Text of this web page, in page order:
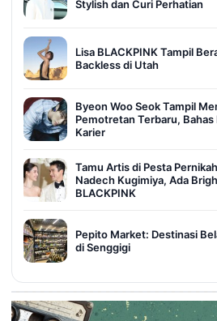
Stylish dan Curi Perhatian
Lisa BLACKPINK Tampil
Backless di Utah
Byeon Woo Seok Tampil
Pemotretan Terbaru, Bahas
Karier
Tamu Artis di Pesta
Nadech Kugimiya, Ada
BLACKPINK
Pepito Market: Destinasi
di Senggigi